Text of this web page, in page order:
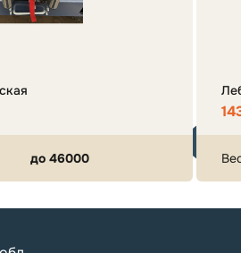
до 46000